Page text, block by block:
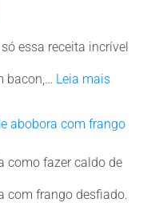
essa receita incrível
bacon,… Leia mais
abobora com frango
como fazer caldo de
com frango desfiado.